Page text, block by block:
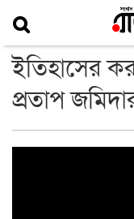
ইতিহাসের
প্রতাপ